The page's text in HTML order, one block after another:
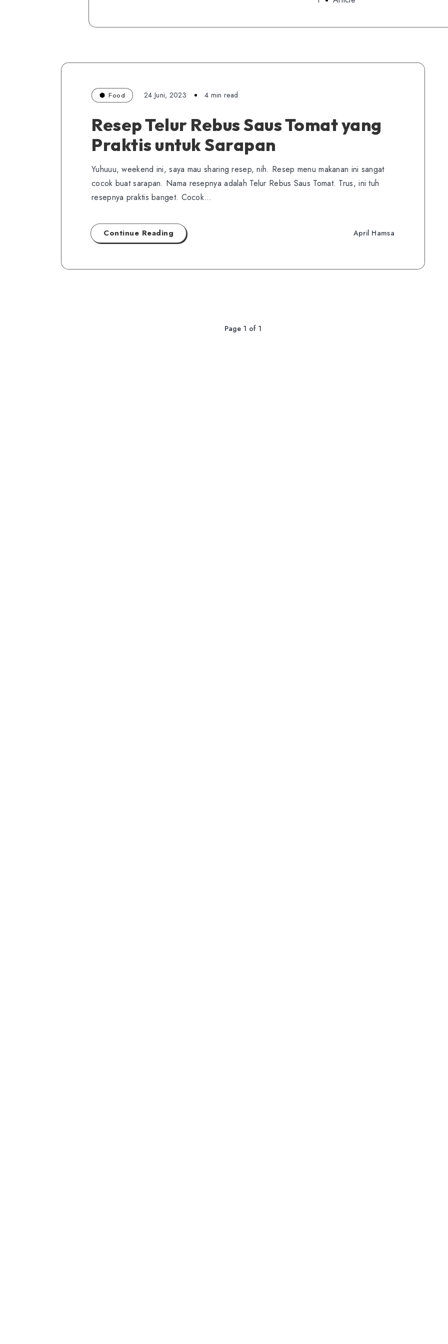
Food 24 Juni, 2023 4 min read
Resep Telur Rebus Saus Tomat yang
Praktis untuk Sarapan
Yuhuuu, weekend ini, saya mau sharing resep, nih. Resep menu makanan ini sangat
cocok buat sarapan. Nama resepnya adalah Telur Rebus Saus Tomat. Trus, ini tuh
resepnya praktis banget. Cocok…
Continue Reading April Hamsa
Page 1 of 1